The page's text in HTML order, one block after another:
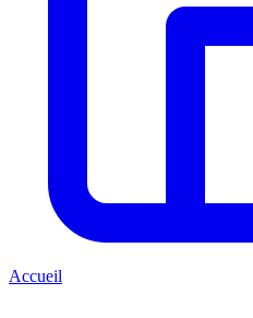
Accueil